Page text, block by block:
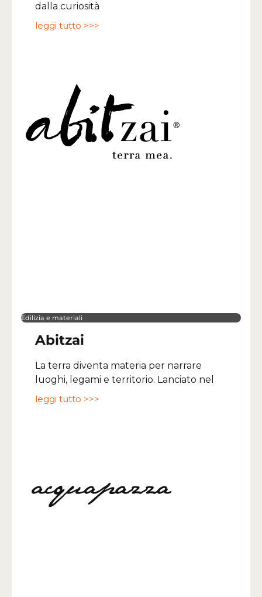
dalla curiosità
leggi tutto >>>
Edilizia e materiali
Abitzai
La terra diventa materia per narrare
luoghi, legami e territorio. Lanciato nel
leggi tutto >>>